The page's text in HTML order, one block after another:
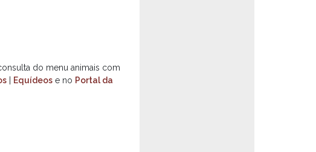
do menu animais com
Equídeos e no Portal da